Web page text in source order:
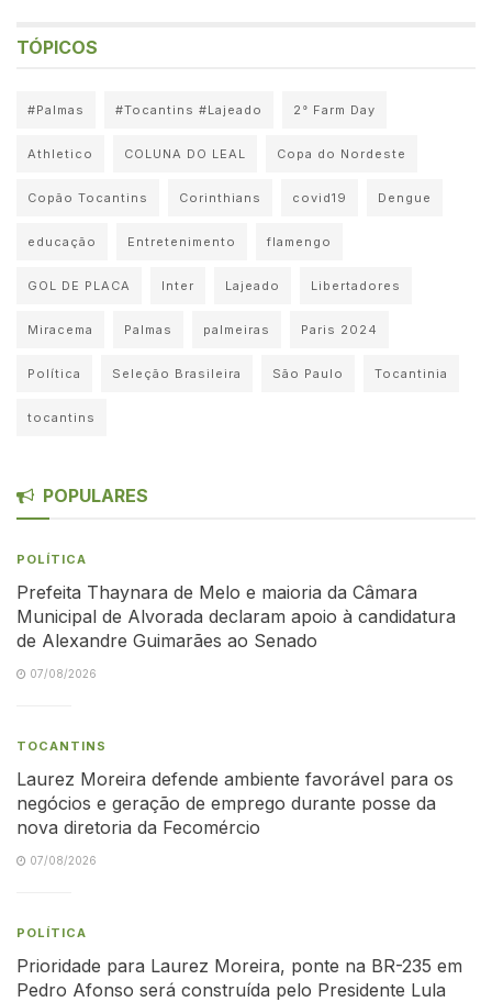
TÓPICOS
#Palmas #Tocantins #Lajeado 2° Farm Day
Athletico COLUNA DO LEAL Copa do Nordeste
Copão Tocantins Corinthians covid19 Dengue
educação Entretenimento flamengo
GOL DE PLACA Inter Lajeado Libertadores
Miracema Palmas palmeiras Paris 2024
Política Seleção Brasileira São Paulo Tocantinia
tocantins
POPULARES
POLÍTICA
Prefeita Thaynara de Melo e maioria da Câmara
Municipal de Alvorada declaram apoio à candidatura
de Alexandre Guimarães ao Senado
07/08/2026
TOCANTINS
Laurez Moreira defende ambiente favorável para os
negócios e geração de emprego durante posse da
nova diretoria da Fecomércio
07/08/2026
POLÍTICA
Prioridade para Laurez Moreira, ponte na BR-235 em
Pedro Afonso será construída pelo Presidente Lula